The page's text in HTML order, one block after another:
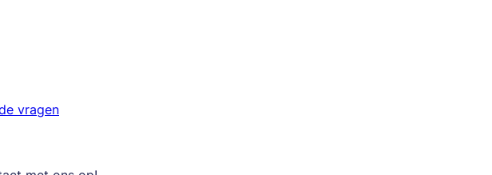
vragen